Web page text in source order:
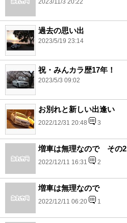
2023/11/3 20:22
過去の思い出
2023/5/19 23:14
祝・みんカラ歴17年！
2023/5/3 09:02
お別れと新しい出逢い
2022/12/31 20:48 3
増車は無理なので その2
2022/12/11 16:31 2
増車は無理なので
2022/12/11 06:20 1